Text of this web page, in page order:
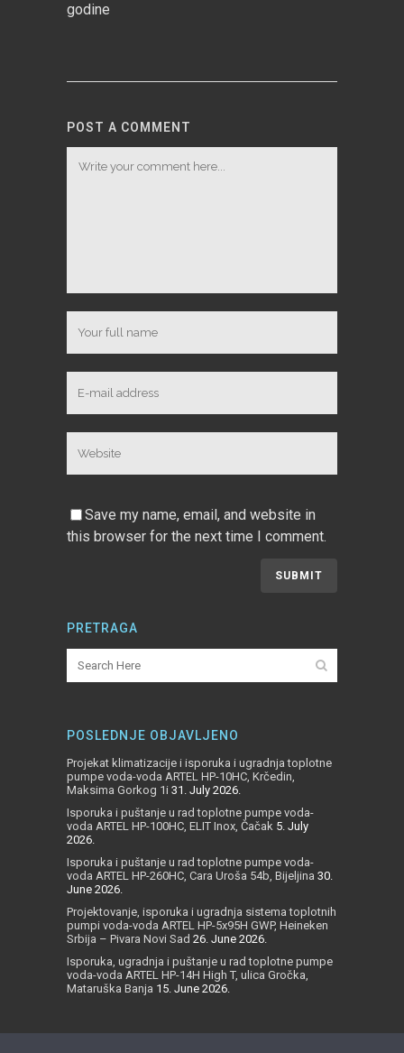
godine
POST A COMMENT
Save my name, email, and website in
this browser for the next time I comment.
PRETRAGA
POSLEDNJE OBJAVLJENO
Projekat klimatizacije i isporuka i ugradnja toplotne
pumpe voda-voda ARTEL HP-10HC, Krčedin,
Maksima Gorkog 1i 31. July 2026.
Isporuka i puštanje u rad toplotne pumpe voda-
voda ARTEL HP-100HC, ELIT Inox, Čačak 5. July
2026.
Isporuka i puštanje u rad toplotne pumpe voda-
voda ARTEL HP-260HC, Cara Uroša 54b, Bijeljina 30.
June 2026.
Projektovanje, isporuka i ugradnja sistema toplotnih
pumpi voda-voda ARTEL HP-5x95H GWP, Heineken
Srbija – Pivara Novi Sad 26. June 2026.
Isporuka, ugradnja i puštanje u rad toplotne pumpe
voda-voda ARTEL HP-14H High T, ulica Gročka,
Mataruška Banja 15. June 2026.